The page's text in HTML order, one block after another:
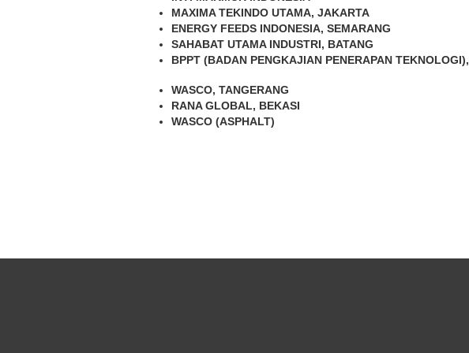
MAXIMA TEKINDO UTAMA, JAKARTA
ENERGY FEEDS INDONESIA, SEMARANG
SAHABAT UTAMA INDUSTRI, BATANG
BPPT (BADAN PENGKAJIAN PENERAPAN TEKNOLOGI),
WASCO, TANGERANG
RANA GLOBAL, BEKASI
WASCO (ASPHALT)